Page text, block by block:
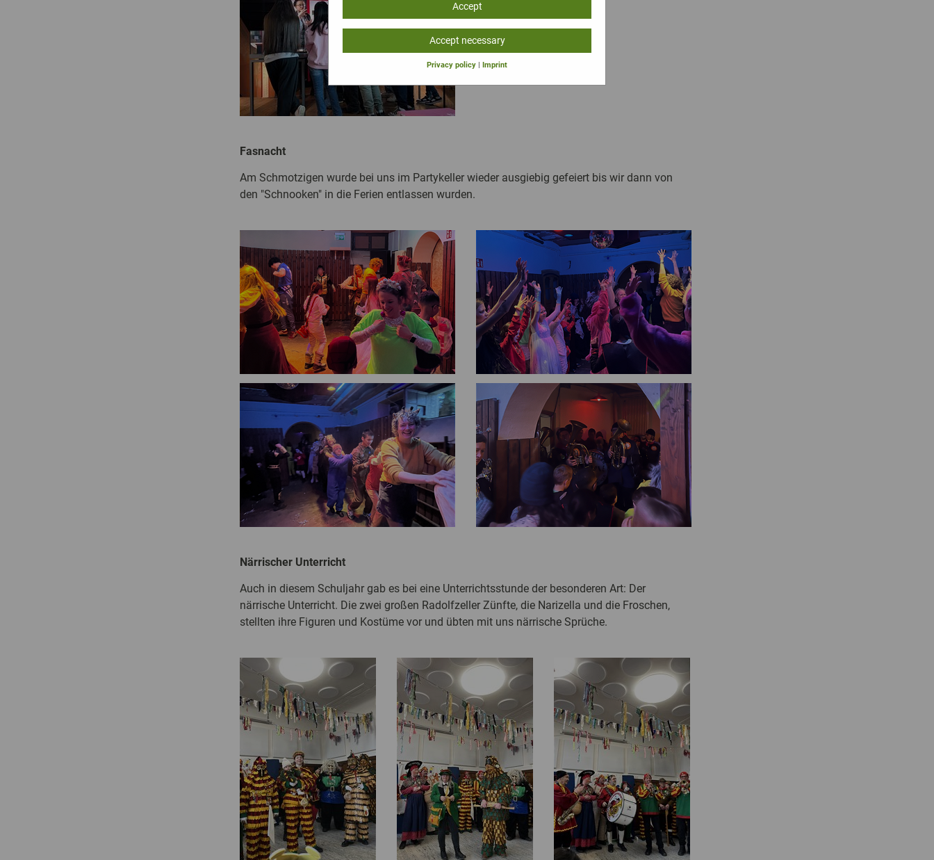
Accept
Accept necessary
Privacy policy | Imprint
Fasnacht
Am Schmotzigen wurde bei uns im Partykeller wieder ausgiebig gefeiert bis wir dann von
den "Schnooken" in die Ferien entlassen wurden.
Närrischer Unterricht
Auch in diesem Schuljahr gab es bei eine Unterrichtsstunde der besonderen Art: Der
närrische Unterricht. Die zwei großen Radolfzeller Zünfte, die Narizella und die Froschen,
stellten ihre Figuren und Kostüme vor und übten mit uns närrische Sprüche.